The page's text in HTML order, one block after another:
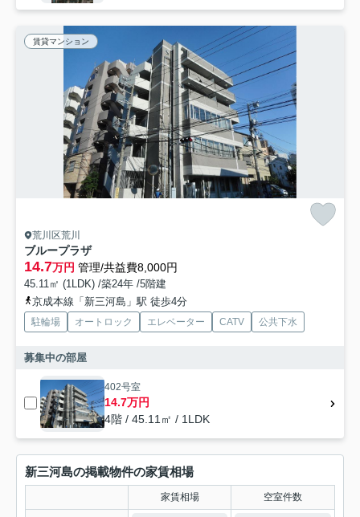
賃貸マンション
荒川区荒川
ブループラザ
14.7万円 管理/共益費8,000円
45.11㎡ (1LDK) /築24年 /5階建
京成本線「新三河島」駅 徒歩4分
駐輪場 オートロック エレベーター CATV 公共下水
募集中の部屋
402号室
14.7万円
4階 / 45.11㎡ / 1LDK
新三河島の掲載物件の家賃相場
家賃相場 空室件数